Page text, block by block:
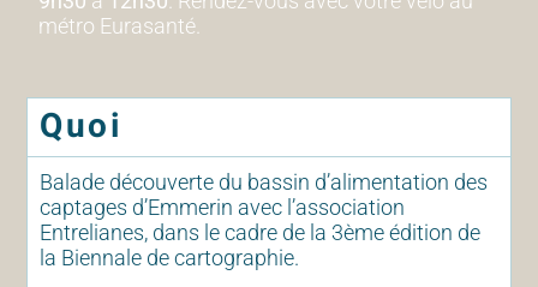
métro Eurasanté.
Quoi
Balade découverte du bassin d’alimentation des
captages d’Emmerin avec l’association
Entrelianes, dans le cadre de la 3ème édition de
la Biennale de cartographie.